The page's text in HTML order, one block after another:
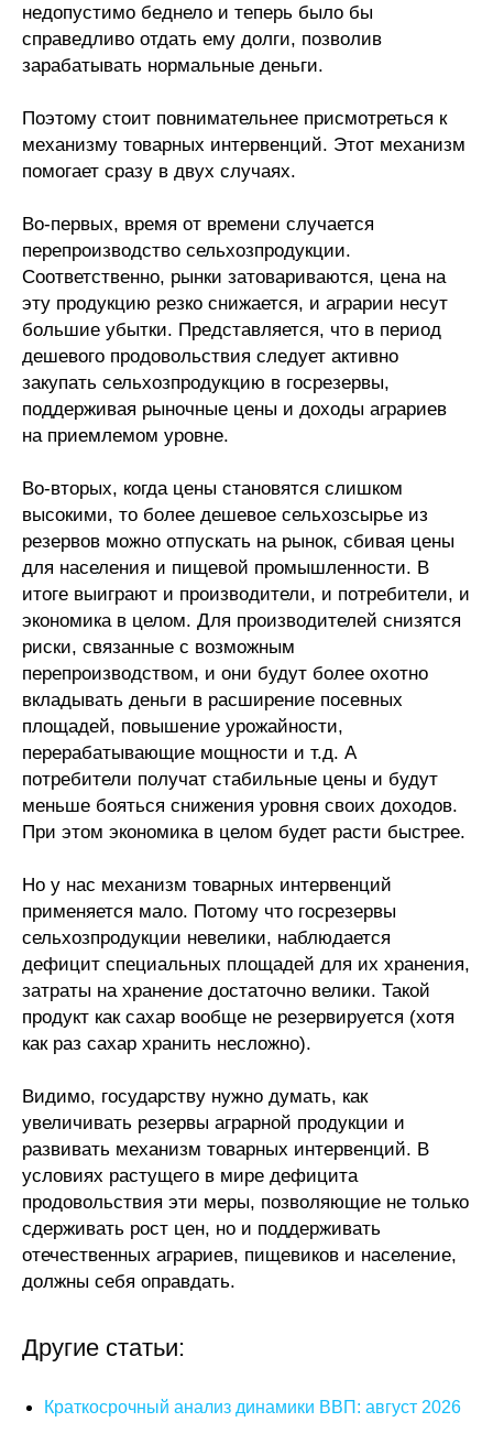
Конкурсы и вакансии
недопустимо беднело и теперь было бы
справедливо отдать ему долги, позволив
зарабатывать нормальные деньги.
Поэтому стоит повнимательнее присмотреться к
механизму товарных интервенций. Этот механизм
помогает сразу в двух случаях.
Во-первых, время от времени случается
перепроизводство сельхозпродукции.
Соответственно, рынки затовариваются, цена на
эту продукцию резко снижается, и аграрии несут
большие убытки. Представляется, что в период
дешевого продовольствия следует активно
закупать сельхозпродукцию в госрезервы,
поддерживая рыночные цены и доходы аграриев
на приемлемом уровне.
Во-вторых, когда цены становятся слишком
высокими, то более дешевое сельхозсырье из
резервов можно отпускать на рынок, сбивая цены
для населения и пищевой промышленности. В
итоге выиграют и производители, и потребители, и
экономика в целом. Для производителей снизятся
риски, связанные с возможным
перепроизводством, и они будут более охотно
вкладывать деньги в расширение посевных
площадей, повышение урожайности,
перерабатывающие мощности и т.д. А
потребители получат стабильные цены и будут
меньше бояться снижения уровня своих доходов.
При этом экономика в целом будет расти быстрее.
Но у нас механизм товарных интервенций
применяется мало. Потому что госрезервы
сельхозпродукции невелики, наблюдается
дефицит специальных площадей для их хранения,
затраты на хранение достаточно велики. Такой
продукт как сахар вообще не резервируется (хотя
как раз сахар хранить несложно).
Видимо, государству нужно думать, как
увеличивать резервы аграрной продукции и
развивать механизм товарных интервенций. В
условиях растущего в мире дефицита
продовольствия эти меры, позволяющие не только
сдерживать рост цен, но и поддерживать
отечественных аграриев, пищевиков и население,
должны себя оправдать.
Другие статьи:
Краткосрочный анализ динамики ВВП: август 2026